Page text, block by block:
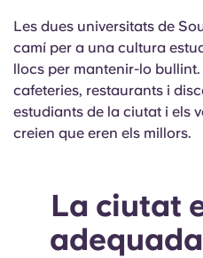
Les dues universitats de
camí per a una cultura
llocs per mantenir-lo
cafeteries, restaurants i
estudiants de la ciutat i els
creien que eren els millors.
La ciutat